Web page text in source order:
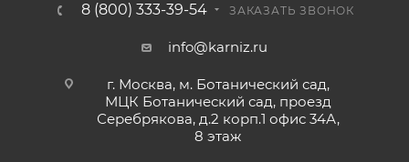
8 (800) 333-39-54 ЗАКАЗАТЬ ЗВОНОК
info@karniz.ru
г. Москва, м. Ботанический сад,
МЦК Ботанический сад, проезд
Серебрякова, д.2 корп.1 офис 34А,
8 этаж